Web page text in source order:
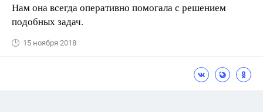
Нам она всегда оперативно помогала с решением
подобных задач.
15 ноября 2018